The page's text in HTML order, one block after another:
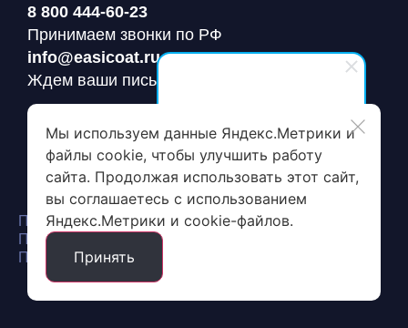
EasiCoat
Здравствуйте! Готовы помочь
вам. Напишите мне, если у
вас появятся вопросы.
8 800 444-60-23
Принимаем звонки по РФ
info@easicoat.ru
Ждем ваши письма
Заявка на пробный пакет
Политика конфиденциальности
Политика обработки и защиты персональных данных
Пользовательское соглашение сайта
Мы используем данные Яндекс.Метрики и
файлы cookie, чтобы улучшить работу
сайта. Продолжая использовать этот сайт,
вы соглашаетесь с использованием
Яндекс.Метрики и cookie-файлов.
Принять